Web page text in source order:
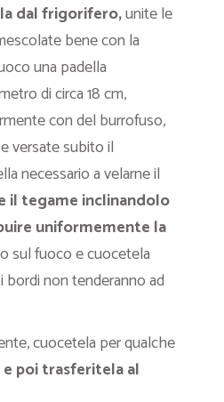
dal frigorifero,unite le
bene con la
una padella
di circa 18 cm,
con del burrofuso,
versate subito il
necessario a velarne il
il tegame inclinandolo
uniformemente la
sul fuoco e cuocetela
bordi non tenderanno ad
cuocetela per qualche
e poi trasferitela al